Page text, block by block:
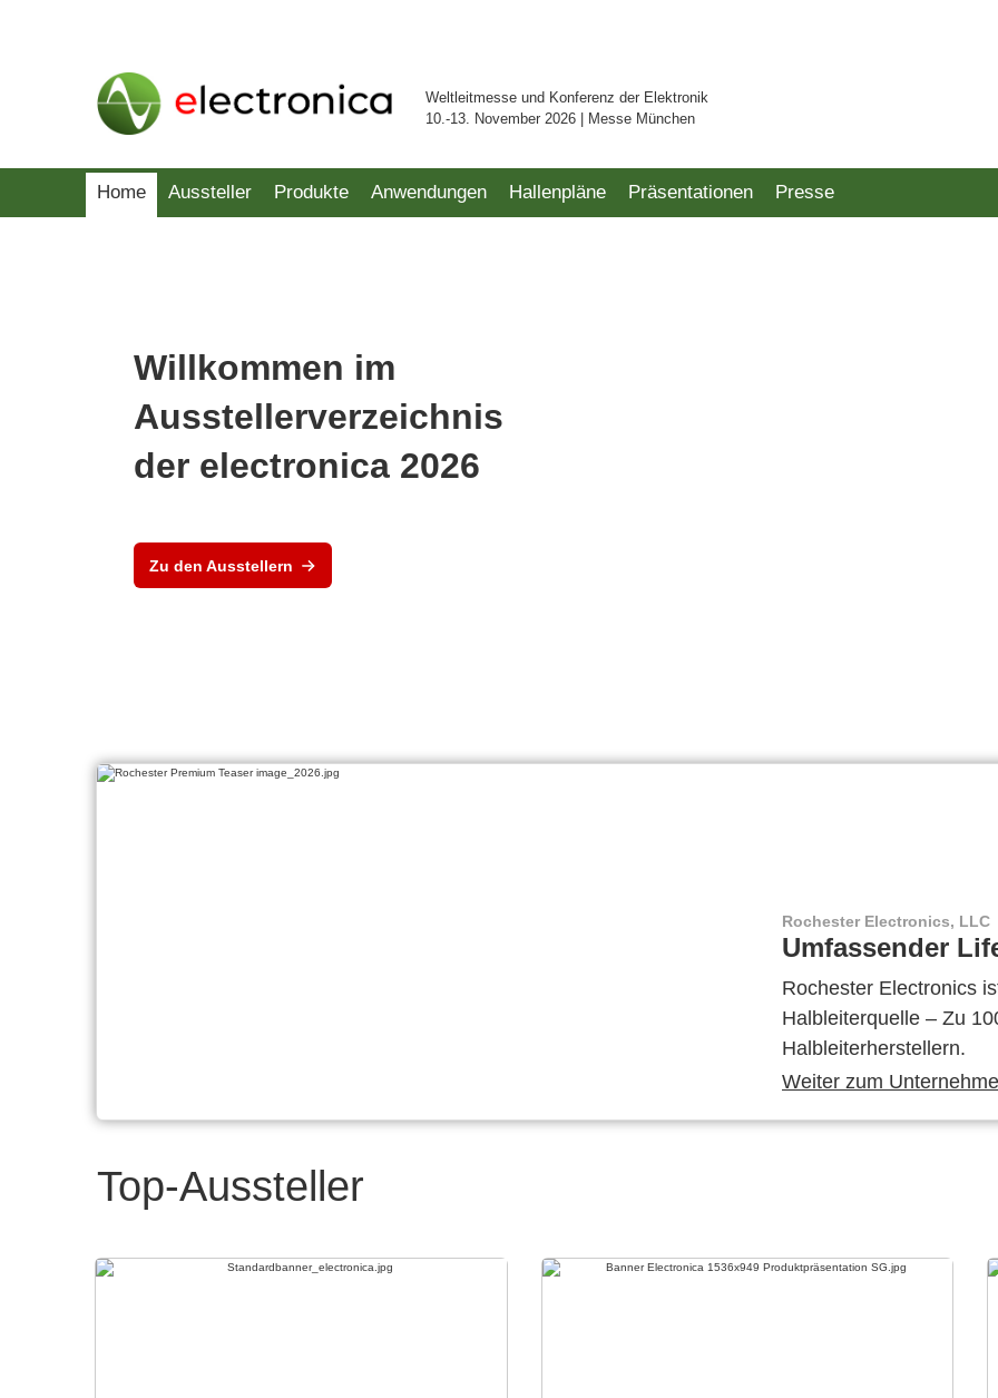
Weltleitmesse und Konferenz der Elektronik
10.-13. November 2026 | Messe München
Home Aussteller Produkte Anwendungen Hallenpläne Präsentationen Presse
Willkommen im
Ausstellerverzeichnis
der electronica 2026
Zu den Ausstellern
Rochester Electronics, LLC
Umfassender
Rochester Electronics
Halbleiterquelle – Zu
Halbleiterherstellern.
Weiter zum
Top-Aussteller